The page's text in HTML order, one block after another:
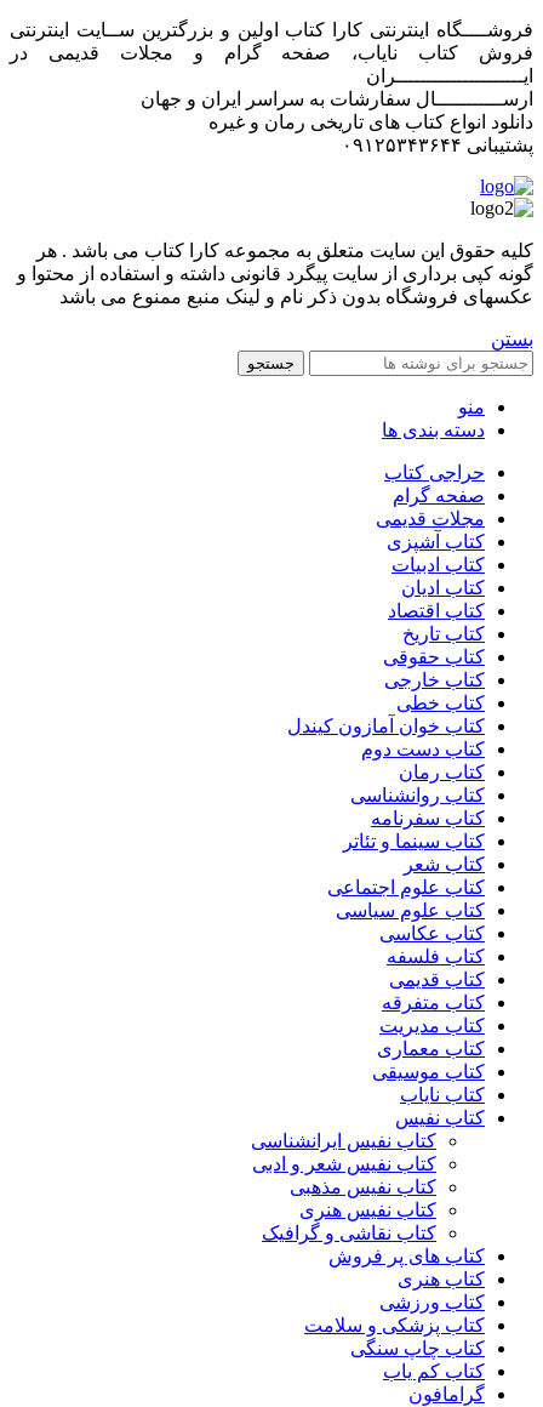
فروشــــگاه اینترنتی کارا کتاب اولین و بزرگترین ســایت اینترنتی
فروش کتاب نایاب، صفحه گرام و مجلات قدیمی در
ایـــــــــــــــــــــران
ارســـــــــــال سفارشات به سراسر ایران و جهان
دانلود انواع کتاب های تاریخی رمان و غیره
پشتیبانی ۰۹۱۲۵۳۴۳۶۴۴
کليه حقوق اين سايت متعلق به مجموعه کارا کتاب می باشد . هر
گونه کپی برداری از سایت پیگرد قانونی داشته و استفاده از محتوا و
عکسهای فروشگاه بدون ذکر نام و لینک منبع ممنوع می باشد
بستن
جستجو
منو
دسته بندی ها
حراجی کتاب
صفحه گرام
مجلات قدیمی
کتاب آشپزی
کتاب ادبیات
کتاب ادیان
کتاب اقتصاد
کتاب تاریخ
کتاب حقوقی
کتاب خارجی
کتاب خطی
کتاب خوان آمازون کیندل
کتاب دست دوم
کتاب رمان
کتاب روانشناسی
کتاب سفرنامه
کتاب سینما و تئاتر
کتاب شعر
کتاب علوم اجتماعی
کتاب علوم سیاسی
کتاب عکاسی
کتاب فلسفه
کتاب قدیمی
کتاب متفرقه
کتاب مدیریت
کتاب معماری
کتاب موسیقی
کتاب نایاب
کتاب نفیس
کتاب نفیس ایرانشناسی
کتاب نفیس شعر و ادبی
کتاب نفیس مذهبی
کتاب نفیس هنری
کتاب نقاشی و گرافیک
کتاب های پر فروش
کتاب هنری
کتاب ورزشی
کتاب پزشکی و سلامت
کتاب چاپ سنگی
کتاب کم یاب
گرامافون